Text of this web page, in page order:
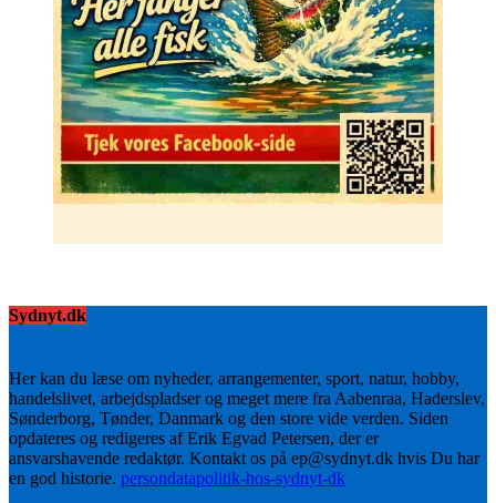
Sydnyt.dk
Her kan du læse om nyheder, arrangementer, sport, natur, hobby,
handelslivet, arbejdspladser og meget mere fra Aabenraa, Haderslev,
Sønderborg, Tønder, Danmark og den store vide verden. Siden
opdateres og redigeres af Erik Egvad Petersen, der er
ansvarshavende redaktør. Kontakt os på ep@sydnyt.dk hvis Du har
en god historie. persondatapolitik-hos-sydnyt-dk